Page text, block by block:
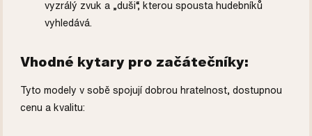
vyzrálý zvuk a „duši“, kterou spousta hudebníků
vyhledává.
Vhodné kytary pro začátečníky:
Tyto modely v sobě spojují dobrou hratelnost, dostupnou
cenu a kvalitu: